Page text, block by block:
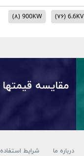
6.6KV (۷۶) 900KW (۸)
مقایسه قیمتها Price comparison
درباره ما شرایط استفاده